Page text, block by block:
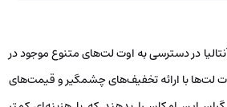
در دسترسی به اوت لت‌های متنوع موجود در
لت‌ها با ارائه تخفیف‌های چشمگیر و قیمت‌های